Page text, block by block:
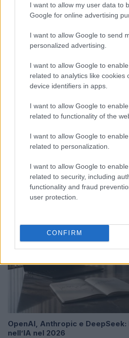
I want to allow my user data to
Google for online advertising
I want to allow Google to send
personalized advertising.
I want to allow Google to
related to analytics like cookies
device identifiers in apps.
I want to allow Google to
related to functionality of the
I want to allow Google to
related to personalization.
I want to allow Google to
related to security, including
functionality and fraud
user protection.
CONFIRM
FIERE E EVENTI
Eventi floreali agosto 2026:
Andrea Innocenti · 4 Ago 2026
FIERE E EVENTI
OpenAI, Anthropic e
nell’IA nel 2026